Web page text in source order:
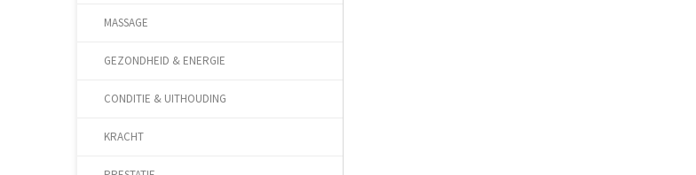
MASSAGE
GEZONDHEID & ENERGIE
CONDITIE & UITHOUDING
KRACHT